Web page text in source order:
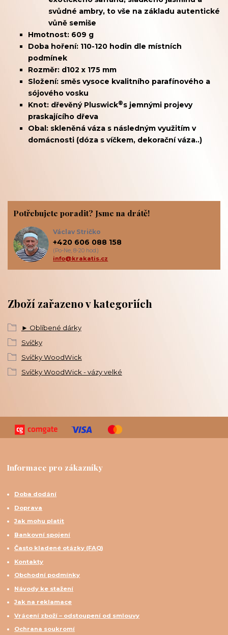
svůdné ambry, to vše na základu autentické
vůně semiše
Hmotnost: 609 g
Doba hoření: 110-120 hodin dle místních
podmínek
Rozměr: d102 x 175 mm
Složení: směs vysoce kvalitního parafínového a
sójového vosku
Knot: dřevěný Pluswick®s jemnými projevy
praskajícího dřeva
Obal: skleněná váza s následným využitím v
domácnosti (dóza s víčkem, dekorační váza..)
Zboží zařazeno v kategoriích
► Oblíbené dárky
Svíčky
Svíčky WoodWick
Svíčky WoodWick - vázy velké
Potřebujete poradit? Jsme na drátě!
Václav Stričko
+420 606 088 158
(Po-Ne, 8-20 hod.)
info@krakatis.cz
Informace pro zákazníky
Doba dodání
Doprava
Jak mohu platit
Bankovní spojení
Často kladené otázky (FAQ)
Kontakty
Obchodní podmínky
Návody ke stažení
Jak na reklamace
Vrácení zboží – odstoupení od smlouvy
Ochrana soukromí